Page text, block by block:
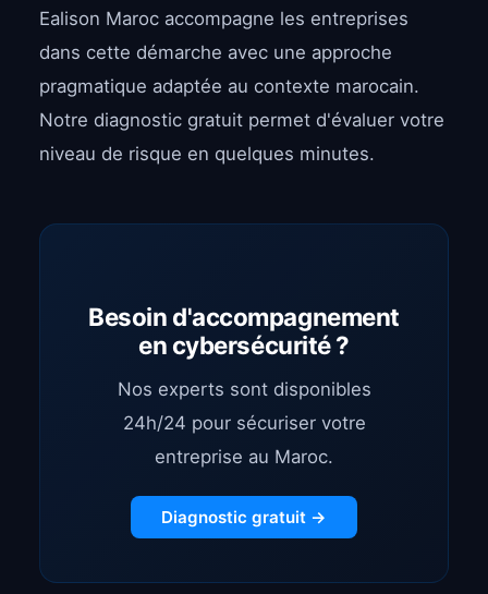
Ealison Maroc accompagne les entreprises
dans cette démarche avec une approche
pragmatique adaptée au contexte marocain.
Notre diagnostic gratuit permet d'évaluer votre
niveau de risque en quelques minutes.
Besoin d'accompagnement
en cybersécurité ?
Nos experts sont disponibles
24h/24 pour sécuriser votre
entreprise au Maroc.
Diagnostic gratuit →